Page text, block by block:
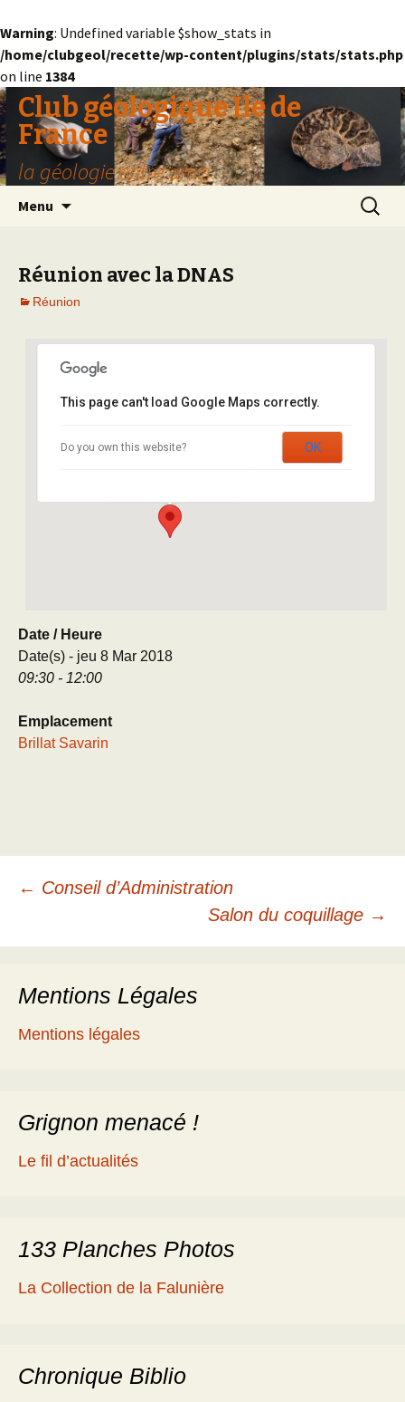
Warning: Undefined variable $show_stats in
/home/clubgeol/recette/wp-content/plugins/stats/stats.php
on line 1384
Club géologique Ile de
France
la géologie entre amis
Menu
Réunion avec la DNAS
Réunion
Brillat Savarin
This page can't load Google Maps correctly.
Do you own this website? OK
Date / Heure
Date(s) - jeu 8 Mar 2018
09:30 - 12:00
Emplacement
Brillat Savarin
Navigation
des
articles
← Conseil d’Administration
Salon du coquillage →
Mentions Légales
Mentions légales
Grignon menacé !
Le fil d’actualités
133 Planches Photos
La Collection de la Falunière
Chronique Biblio